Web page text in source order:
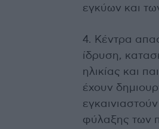
εγκύων και
4. Κέντρα
ίδρυση,
ηλικίας και
έχουν
φύλαξης των